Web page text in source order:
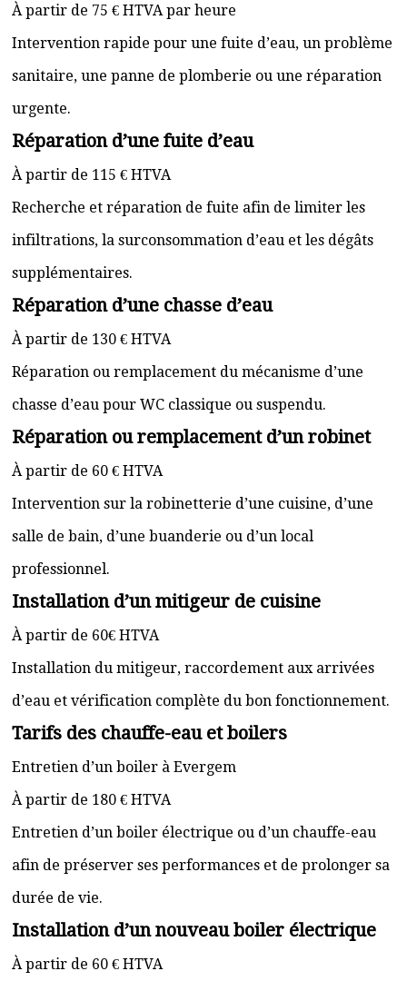
À partir de 75 € HTVA par heure
Intervention rapide pour une fuite d’eau, un problème
sanitaire, une panne de plomberie ou une réparation
urgente.
Réparation d’une fuite d’eau
À partir de 115 € HTVA
Recherche et réparation de fuite afin de limiter les
infiltrations, la surconsommation d’eau et les dégâts
supplémentaires.
Réparation d’une chasse d’eau
À partir de 130 € HTVA
Réparation ou remplacement du mécanisme d’une
chasse d’eau pour WC classique ou suspendu.
Réparation ou remplacement d’un robinet
À partir de 60 € HTVA
Intervention sur la robinetterie d’une cuisine, d’une
salle de bain, d’une buanderie ou d’un local
professionnel.
Installation d’un mitigeur de cuisine
À partir de 60€ HTVA
Installation du mitigeur, raccordement aux arrivées
d’eau et vérification complète du bon fonctionnement.
Tarifs des chauffe-eau et boilers
Entretien d’un boiler à Evergem
À partir de 180 € HTVA
Entretien d’un boiler électrique ou d’un chauffe-eau
afin de préserver ses performances et de prolonger sa
durée de vie.
Installation d’un nouveau boiler électrique
À partir de 60 € HTVA